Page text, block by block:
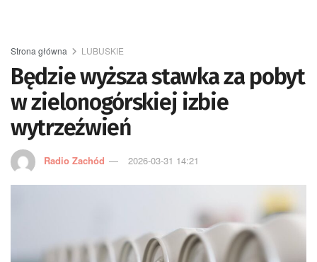
Strona główna LUBUSKIE
Będzie wyższa stawka za pobyt
w zielonogórskiej izbie
wytrzeźwień
Radio Zachód 2026-03-31 14:21